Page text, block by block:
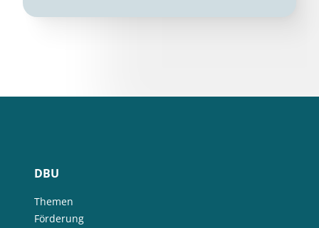
DBU
Themen
Förderung